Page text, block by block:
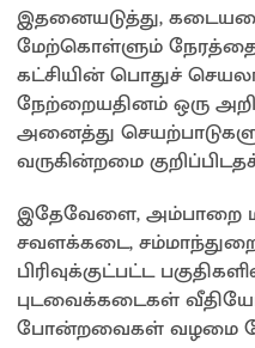
இதனையடுத்து,
மேற்கொள்ளும் நேரத்தை
கட்சியின் பொதுச்
நேற்றையதினம் ஒரு
அனைத்து
வருகின்றமை
இதேவேளை, அம்பாறை
சவளக்கடை,
பிரிவுக்குட்பட்ட
புடவைக்கடைகள்
போன்றவைகள் வழமை